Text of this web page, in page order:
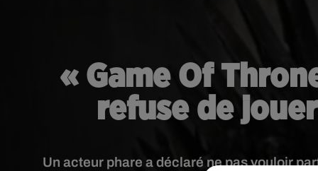
« Game Of
refuse de
Un acteur phare a déclaré ne pas vouloir